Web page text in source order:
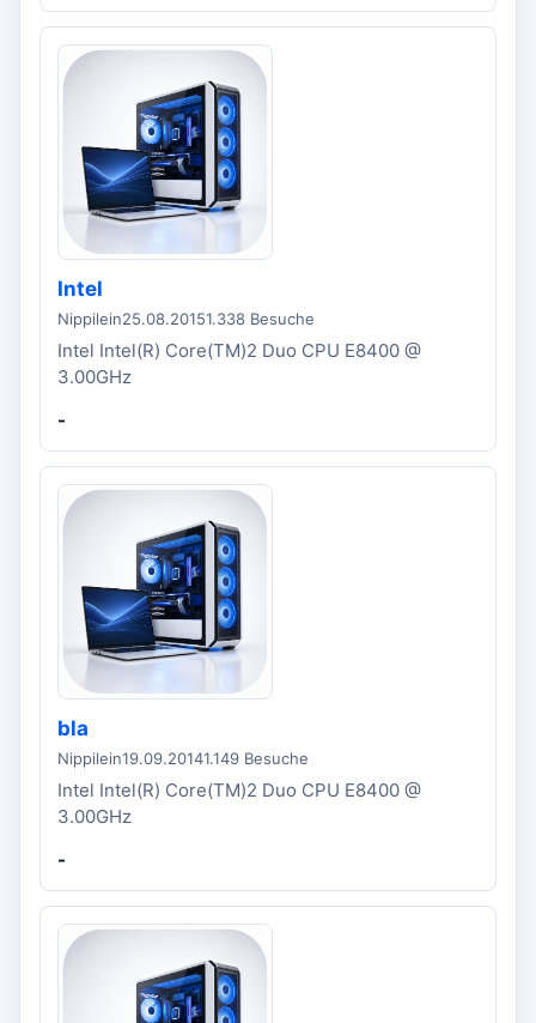
Intel
Nippilein25.08.20151.338 Besuche
Intel Intel(R) Core(TM)2 Duo CPU E8400 @
3.00GHz
-
bla
Nippilein19.09.20141.149 Besuche
Intel Intel(R) Core(TM)2 Duo CPU E8400 @
3.00GHz
-